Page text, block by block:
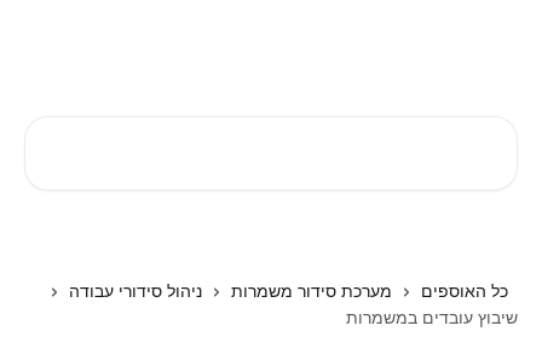
כל האוספים מערכת סידור משמרות
ניהול סידורי עבודה
שיבוץ עובדים במשמרות